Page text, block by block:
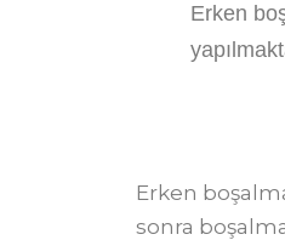
Erken
Erken
sonra